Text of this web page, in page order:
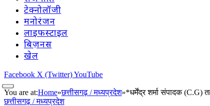
टेक्नोलॉजी
मनोरंजन
लाइफस्टाइल
बिज़नस
खेल
Facebook X (Twitter)YouTube
You are at:Home»छत्तीसगढ़ / मध्यप्रदेश»*धर्मेंद्र शर्मा संपादक (C.G)
छत्तीसगढ़ / मध्यप्रदेश